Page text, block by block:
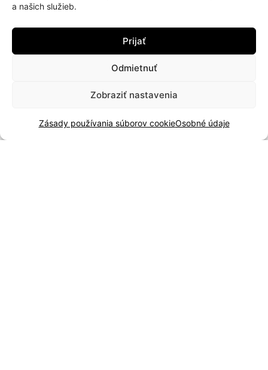
a našich služieb.
Prijať
Odmietnuť
Zobraziť nastavenia
Zásady používania súborov cookieOsobné údaje
+421 905 942 098
info@hujik.sk